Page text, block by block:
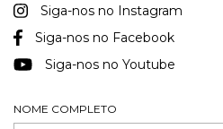
Siga-nos no Instagram
Siga-nos no Facebook
Siga-nos no Youtube
NOME COMPLETO